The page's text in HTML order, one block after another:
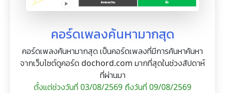
คอร์ดเพลงค้นหามากสุด
คอร์ดเพลงค้นหามากสุด เป็นคอร์ดเพลงที่มีการค้นหาค้นหา
จากเว็บไซต์ดูคอร์ด dochord.com มากที่สุดในช่วงสัปดาห์
ที่ผ่านมา
ตั้งแต่ช่วงวันที่ 03/08/2569 ถึงวันที่ 09/08/2569